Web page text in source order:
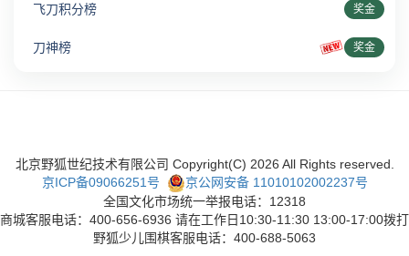
飞刀积分榜 奖金
刀神榜 奖金
北京野狐世纪技术有限公司 Copyright(C) 2026 All Rights reserved.
京ICP备09066251号
京公网安备 11010102002237号
全国文化市场统一举报电话：12318
商城客服电话：400-656-6936 请在工作日10:30-11:30 13:00-17:00拨打
野狐少儿围棋客服电话：400-688-5063